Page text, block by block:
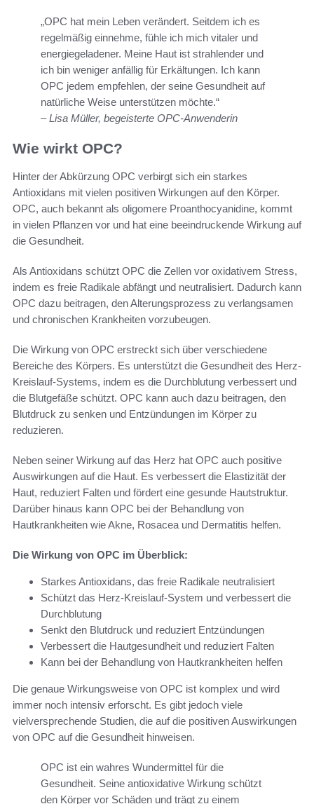
„OPC hat mein Leben verändert. Seitdem ich es
regelmäßig einnehme, fühle ich mich vitaler und
energiegeladener. Meine Haut ist strahlender und
ich bin weniger anfällig für Erkältungen. Ich kann
OPC jedem empfehlen, der seine Gesundheit auf
natürliche Weise unterstützen möchte.“
– Lisa Müller, begeisterte OPC-Anwenderin
Wie wirkt OPC?
Hinter der Abkürzung OPC verbirgt sich ein starkes
Antioxidans mit vielen positiven Wirkungen auf den Körper.
OPC, auch bekannt als oligomere Proanthocyanidine, kommt
in vielen Pflanzen vor und hat eine beeindruckende Wirkung auf
die Gesundheit.
Als Antioxidans schützt OPC die Zellen vor oxidativem Stress,
indem es freie Radikale abfängt und neutralisiert. Dadurch kann
OPC dazu beitragen, den Alterungsprozess zu verlangsamen
und chronischen Krankheiten vorzubeugen.
Die Wirkung von OPC erstreckt sich über verschiedene
Bereiche des Körpers. Es unterstützt die Gesundheit des Herz-
Kreislauf-Systems, indem es die Durchblutung verbessert und
die Blutgefäße schützt. OPC kann auch dazu beitragen, den
Blutdruck zu senken und Entzündungen im Körper zu
reduzieren.
Neben seiner Wirkung auf das Herz hat OPC auch positive
Auswirkungen auf die Haut. Es verbessert die Elastizität der
Haut, reduziert Falten und fördert eine gesunde Hautstruktur.
Darüber hinaus kann OPC bei der Behandlung von
Hautkrankheiten wie Akne, Rosacea und Dermatitis helfen.
Die Wirkung von OPC im Überblick:
Starkes Antioxidans, das freie Radikale neutralisiert
Schützt das Herz-Kreislauf-System und verbessert die
Durchblutung
Senkt den Blutdruck und reduziert Entzündungen
Verbessert die Hautgesundheit und reduziert Falten
Kann bei der Behandlung von Hautkrankheiten helfen
Die genaue Wirkungsweise von OPC ist komplex und wird
immer noch intensiv erforscht. Es gibt jedoch viele
vielversprechende Studien, die auf die positiven Auswirkungen
von OPC auf die Gesundheit hinweisen.
OPC ist ein wahres Wundermittel für die
Gesundheit. Seine antioxidative Wirkung schützt
den Körper vor Schäden und trägt zu einem